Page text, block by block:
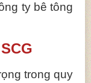
ty bê tông
trong quy